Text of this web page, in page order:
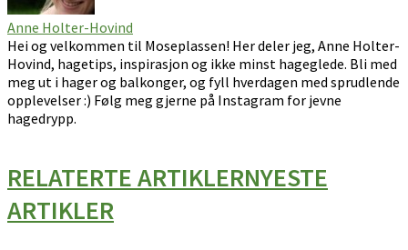
Anne Holter-Hovind
Hei og velkommen til Moseplassen! Her deler jeg, Anne Holter-
Hovind, hagetips, inspirasjon og ikke minst hageglede. Bli med
meg ut i hager og balkonger, og fyll hverdagen med sprudlende
opplevelser :) Følg meg gjerne på Instagram for jevne
hagedrypp.
RELATERTE ARTIKLERNYESTE
ARTIKLER